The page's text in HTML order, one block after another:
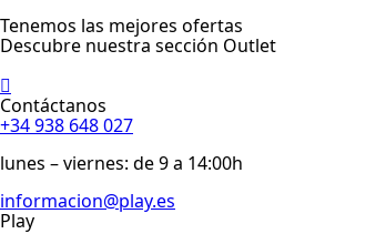
Tenemos las mejores ofertas
Descubre nuestra sección Outlet
Contáctanos
+34 938 648 027
lunes – viernes: de 9 a 14:00h
informacion@play.es
Play